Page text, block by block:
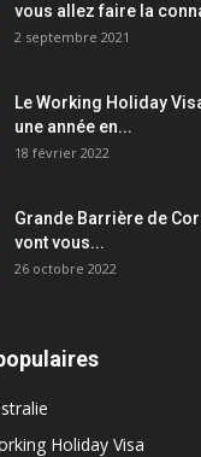
vous allez faire la
2 septembre 2021
Le Working Holiday
une année en...
18 février 2022
Grande Barrière de
vont vous...
26 octobre 2022
Holiday Visa